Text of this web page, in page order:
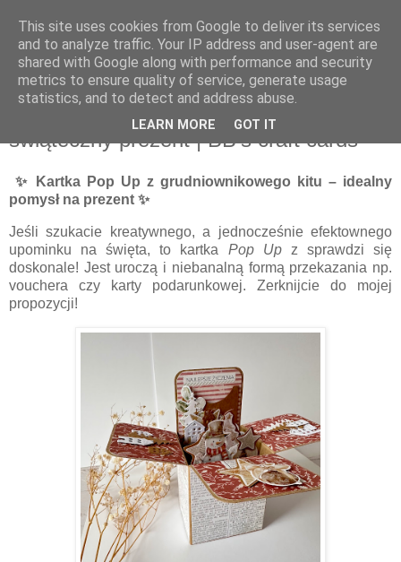
piątek, 21 listopada 2025
Kartka Pop Up jako pomysł na
świąteczny prezent | BB's craft cards
✨ Kartka Pop Up z grudniownikowego kitu – idealny
pomysł na prezent ✨
Jeśli szukacie kreatywnego, a jednocześnie efektownego
upominku na święta, to kartka Pop Upz sprawdzi się
doskonale! Jest uroczą i niebanalną formą przekazania np.
vouchera czy karty podarunkowej. Zerknijcie do mojej
propozycji!
This site uses cookies from Google to deliver its services
and to analyze traffic. Your IP address and user-agent are
shared with Google along with performance and security
metrics to ensure quality of service, generate usage
statistics, and to detect and address abuse.
LEARN MORE GOT IT